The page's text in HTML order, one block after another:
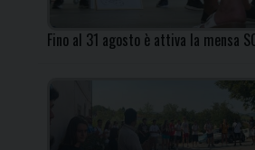
Fino al 31 agosto è attiva la mensa